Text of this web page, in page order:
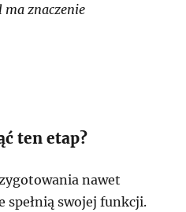
ma znaczenie
ten etap?
nawet
spełnią swojej funkcji.